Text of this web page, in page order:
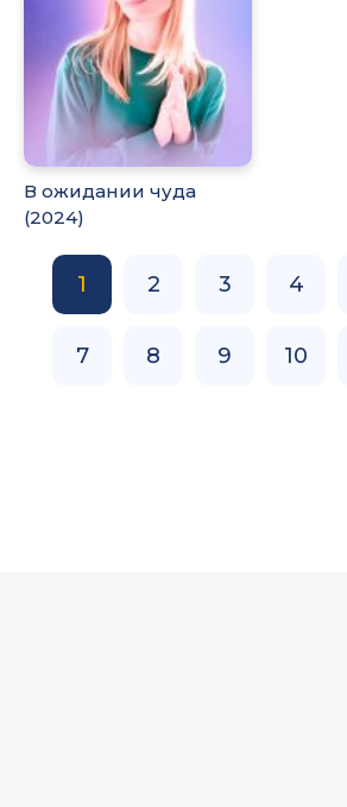
В ожидании чуда
(2024)
1 2 3 4
7 8 9 10